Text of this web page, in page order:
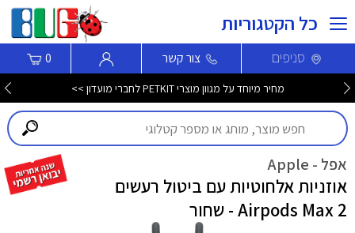
כל הקטגוריות
סניפים צור קשר 0
מחיר מיוחד על מגוון מוצרי PETKIT לחברי מועדון >>
אפל - Apple
אוזניות אלחוטיות עם ביטול רעשים
Airpods Max 2 - שחור